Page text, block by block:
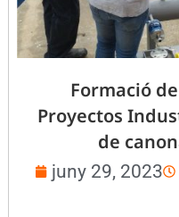
Formació
Proyectos
de
juny 29, 2023